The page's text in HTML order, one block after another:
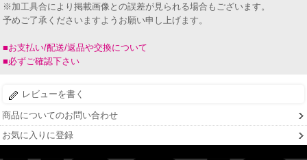
※加工具合により掲載画像との誤差が見られる場合もございます。
予めご了承くださいますようお願い申し上げます。
■お支払い/配送/返品や交換について
■必ずご確認下さい
レビューを書く
商品についてのお問い合わせ
お気に入りに登録